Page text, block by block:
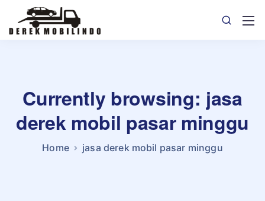
Currently browsing: jasa
derek mobil pasar minggu
Home jasa derek mobil pasar minggu